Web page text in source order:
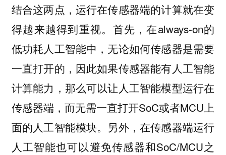
结合这两点，运行在传感器端的计算就在变
得越来越得到重视。首先，在always-on的
低功耗人工智能中，无论如何传感器是需要
一直打开的，因此如果传感器能有人工智能
计算能力，那么可以让人工智能模型运行在
传感器端，而无需一直打开SoC或者MCU上
面的人工智能模块。另外，在传感器端运行
人工智能也可以避免传感器和SoC/MCU之